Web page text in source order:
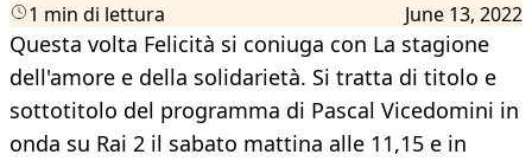
1 min di lettura June 13, 2022
Questa volta Felicità si coniuga con La stagione
dell'amore e della solidarietà. Si tratta di titolo e
sottotitolo del programma di Pascal Vicedomini in
onda su Rai 2 il sabato mattina alle 11,15 e in